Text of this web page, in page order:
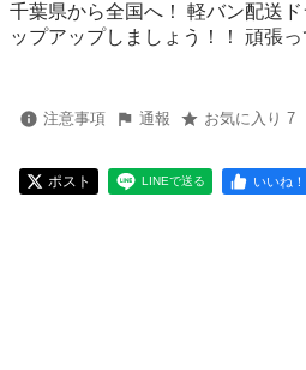
千葉県から全国へ！ 軽バン配送
ップアップしましょう！！ 頑張っ
注意事項 通報 お気に入り 7
ポスト LINEで送る いいね！